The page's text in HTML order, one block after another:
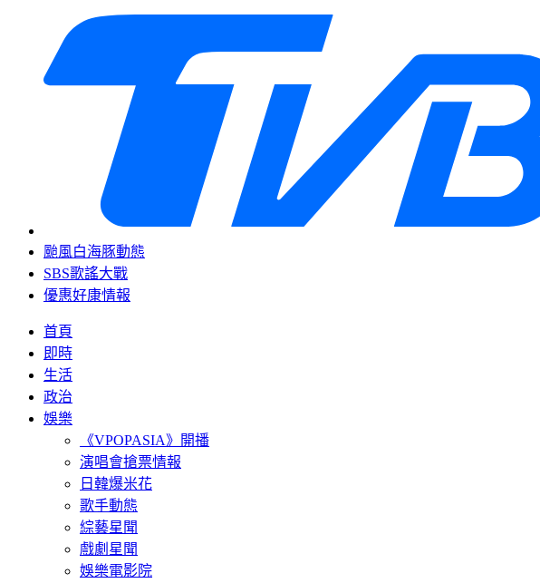
颱風白海豚動態
SBS歌謠大戰
優惠好康情報
首頁
即時
生活
政治
娛樂
《VPOPASIA》開播
演唱會搶票情報
日韓爆米花
歌手動態
綜藝星聞
戲劇星聞
娛樂電影院